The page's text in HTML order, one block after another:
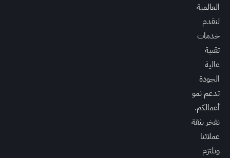
العالمية
لنقدم
خدمات
تقنية
عالية
الجودة
تدعم نمو
أعمالكم.
نفخر بثقة
عملائنا
ونلتزم